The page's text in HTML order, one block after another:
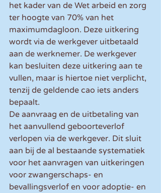
het kader van de Wet arbeid en zorg
ter hoogte van 70% van het
maximumdagloon. Deze uitkering
wordt via de werkgever uitbetaald
aan de werknemer. De werkgever
kan besluiten deze uitkering aan te
vullen, maar is hiertoe niet verplicht,
tenzij de geldende cao iets anders
bepaalt.
De aanvraag en de uitbetaling van
het aanvullend geboorteverlof
verlopen via de werkgever. Dit sluit
aan bij de al bestaande systematiek
voor het aanvragen van uitkeringen
voor zwangerschaps- en
bevallingsverlof en voor adoptie- en